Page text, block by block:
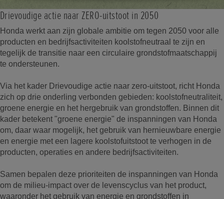
Drievoudige actie naar ZERO-uitstoot in 2050
Honda werkt aan zijn globale ambitie om tegen 2050 voor alle
producten en bedrijfsactiviteiten koolstofneutraal te zijn en
tegelijk de transitie naar een circulaire grondstofmaatschappij
te ondersteunen.
Via het kader Drievoudige actie naar zero-uitstoot, richt Honda
zich op drie onderling verbonden gebieden: koolstofneutraliteit,
groene energie en het hergebruik van grondstoffen. Binnen dit
kader betekent "groene energie" de inspanningen van Honda
om, daar waar mogelijk, het gebruik van hernieuwbare energie
en energie met een lagere koolstofuitstoot te verhogen in de
producten, operaties en andere bedrijfsactiviteiten.
Samen bepalen deze prioriteiten de inspanningen van Honda
om de milieu-impact over de levenscyclus van het product,
waaronder het gebruik van energie en grondstoffen in